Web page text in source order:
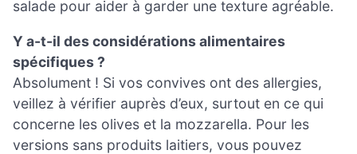
salade pour aider à garder une texture agréable.
Y a-t-il des considérations alimentaires
spécifiques ?
Absolument ! Si vos convives ont des allergies,
veillez à vérifier auprès d’eux, surtout en ce qui
concerne les olives et la mozzarella. Pour les
versions sans produits laitiers, vous pouvez